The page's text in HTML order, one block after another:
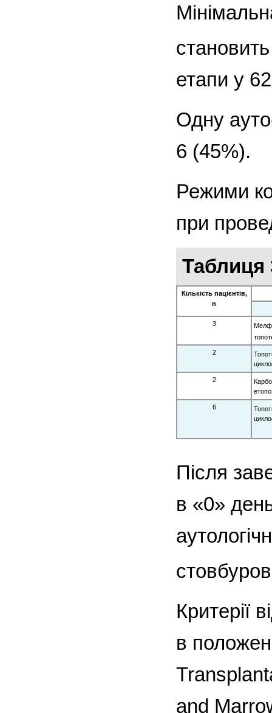
етапи у
Одну
6 (45%).
Режими
при
Таблиця
Кількість пацієнтів,
n
3
2
2
6
Після
в «0»
Критерії
в
and